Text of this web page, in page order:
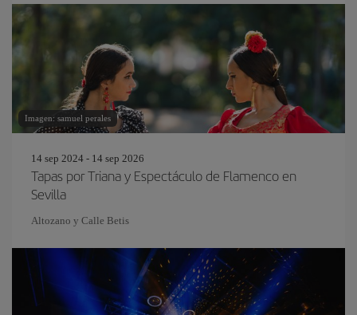
Imagen: samuel perales
14 sep 2024 - 14 sep 2026
Tapas por Triana y Espectáculo de Flamenco en
Sevilla
Altozano y Calle Betis